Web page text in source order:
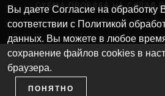
СХЕМА ПРОЕЗДА НА СКЛАД
Вы даете Согласие на обработку
соответствии с Политикой
данных. Вы можете в любое время
сохранение файлов cookies в
браузера.
ПОНЯТНО